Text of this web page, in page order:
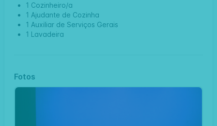
1 Cozinheiro/a
1 Ajudante de Cozinha
1 Auxiliar de Serviços Gerais
1 Lavadeira
Fotos